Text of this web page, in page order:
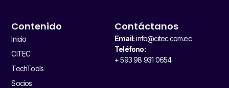
Contenido
Inicio
CITEC
TechTools
Socios
Contáctanos
Email:info@citec.com.ec
Teléfono:
+ 593 98 931 0654